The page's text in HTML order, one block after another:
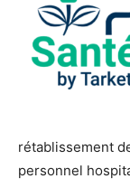
rétablissement
personnel